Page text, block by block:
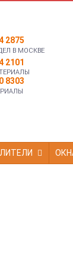
2875
В МОСКВЕ
2101
8303